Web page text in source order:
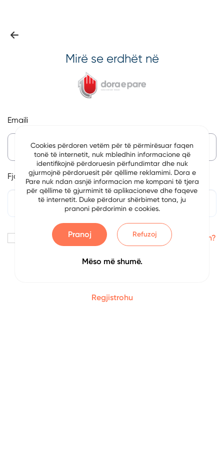
Mirë se erdhët në
Emaili
Fjalëkalim
Me kujto Keni harruar fjalëkalimin?
Regjistrohu
Cookies përdoren vetëm për të përmirësuar faqen
tonë të internetit, nuk mbledhin informacione që
identifikojnë përdoruesin përfundimtar dhe nuk
gjurmojnë përdoruesit për qëllime reklamimi. Dora e
Pare nuk ndan asnjë informacion me kompani të tjera
për qëllime të gjurmimit të aplikacioneve dhe faqeve
të internetit. Duke përdorur shërbimet tona, ju
pranoni përdorimin e cookies.
Pranoj Refuzoj
Mëso më shumë.